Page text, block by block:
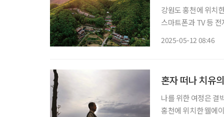
강원도 홍천에 위치
스마트폰과 TV 등 전
2025-05-12 08:46
혼자 떠나 치유
나를 위한 여정은 결
홍천에 위치한 웰에